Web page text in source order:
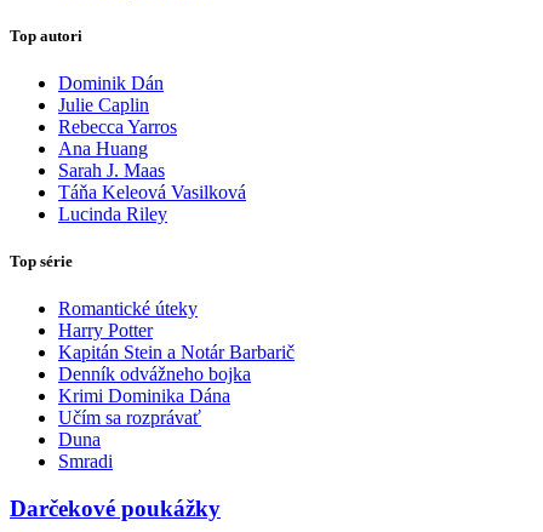
Top autori
Dominik Dán
Julie Caplin
Rebecca Yarros
Ana Huang
Sarah J. Maas
Táňa Keleová Vasilková
Lucinda Riley
Top série
Romantické úteky
Harry Potter
Kapitán Stein a Notár Barbarič
Denník odvážneho bojka
Krimi Dominika Dána
Učím sa rozprávať
Duna
Smradi
Darčekové poukážky